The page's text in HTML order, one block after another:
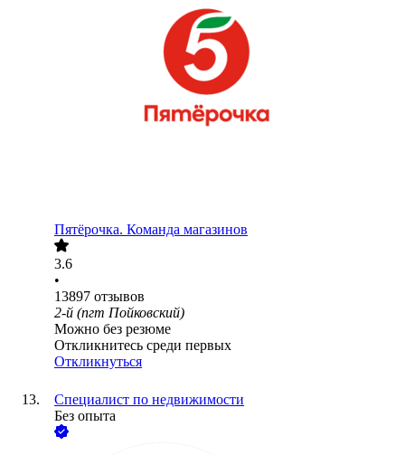
Пятёрочка. Команда магазинов
3.6
•
13897 отзывов
2-й (пгт Пойковский)
Можно без резюме
Откликнитесь среди первых
Откликнуться
Специалист по недвижимости
Без опыта